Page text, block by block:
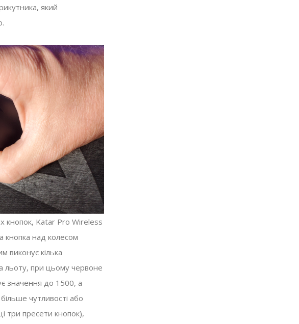
який
кнопок, Katar Pro Wireless
кнопка над колесом
виконує кілька
льоту, при цьому червоне
значення до 1500, а
чутливості або
три пресети кнопок),